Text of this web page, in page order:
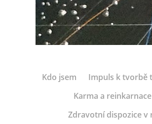
Kdo jsem Impuls k tvorbě
Karma a reinkarnace
Zdravotní dispozice